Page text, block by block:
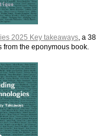
2025 Key takeaways, a 38
the eponymous book.